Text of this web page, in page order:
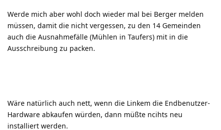
Werde mich aber wohl doch wieder mal bei Berger melden
müssen, damit die nicht vergessen, zu den 14 Gemeinden
auch die Ausnahmefälle (Mühlen in Taufers) mit in die
Ausschreibung zu packen.
Wäre natürlich auch nett, wenn die Linkem die Endbenutzer-
Hardware abkaufen würden, dann müßte ncihts neu
installiert werden.